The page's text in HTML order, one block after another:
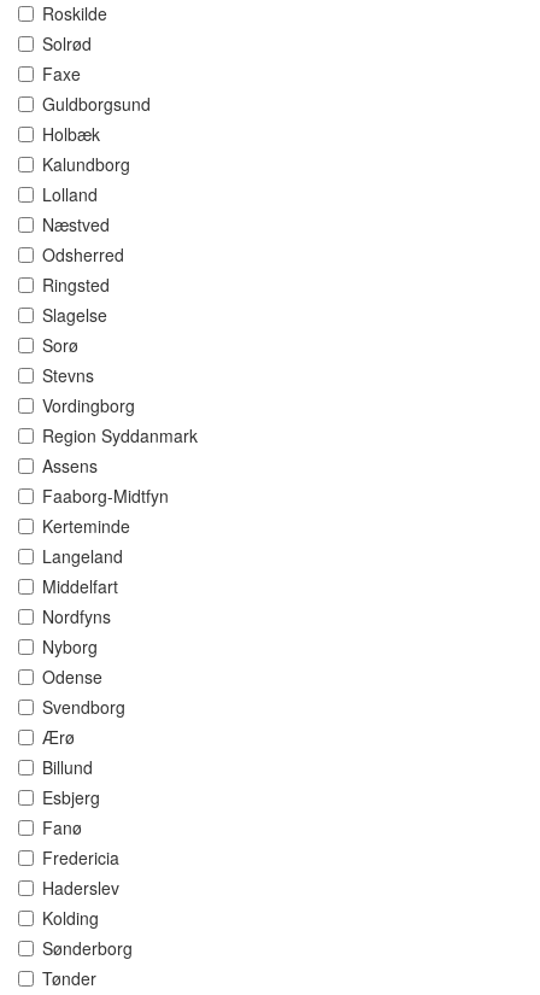
Roskilde
Solrød
Faxe
Guldborgsund
Holbæk
Kalundborg
Lolland
Næstved
Odsherred
Ringsted
Slagelse
Sorø
Stevns
Vordingborg
Region Syddanmark
Assens
Faaborg-Midtfyn
Kerteminde
Langeland
Middelfart
Nordfyns
Nyborg
Odense
Svendborg
Ærø
Billund
Esbjerg
Fanø
Fredericia
Haderslev
Kolding
Sønderborg
Tønder